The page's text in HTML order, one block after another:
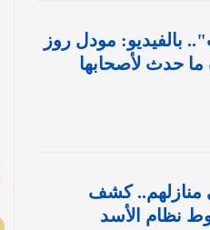
بالفيديو: مودل روز
حدث لأصحابها
منازلهم.. كشف
نظام الأسد